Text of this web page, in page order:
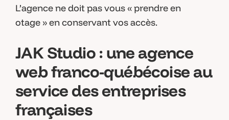
L’agence ne doit pas vous « prendre en
otage » en conservant vos accès.
JAK Studio : une agence
web franco-québécoise au
service des entreprises
françaises